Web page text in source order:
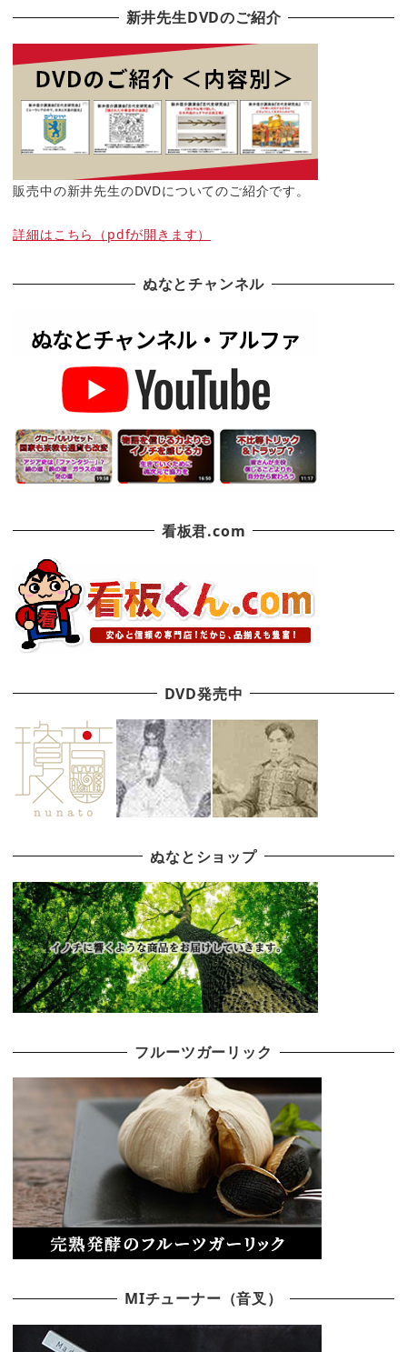
新井先生DVDのご紹介
販売中の新井先生のDVDについてのご紹介です。
詳細はこちら（pdfが開きます）
ぬなとチャンネル
看板君.com
DVD発売中
ぬなとショップ
フルーツガーリック
MIチューナー（音叉）